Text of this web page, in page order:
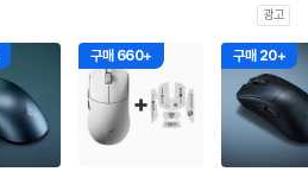
광고
구매 660+ 구매 20+